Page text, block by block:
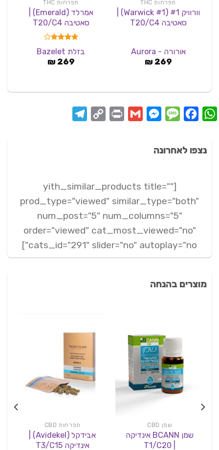
תפרחות THC
וורוויק #1 (Warwick #1) |
סאטיבה T20/C4
אורורה - Aurora
269
₪
תפרחות THC
אמרלד (Emerald) |
סאטיבה T20/C4
דורג
4.00
מתוך 5
בזלת Bazelet
269
₪
WhatsApp
Facebook
Message
Messenger
Gmail
Print
Copy
Telegram
נצפו לאחרונה
[yith_similar_products title=""
prod_type="viewed" similar_type="both"
num_post="5" num_columns="5"
order="viewed" cat_most_viewed="no"
cats_id="291" slider="no" autoplay="no"]
מוצרים בהנחה
שמן CBD
שמן BCANN אינדיקה
תפרחות CBD
אבידקל (Avidekel) |
אינדיקה T3/C15